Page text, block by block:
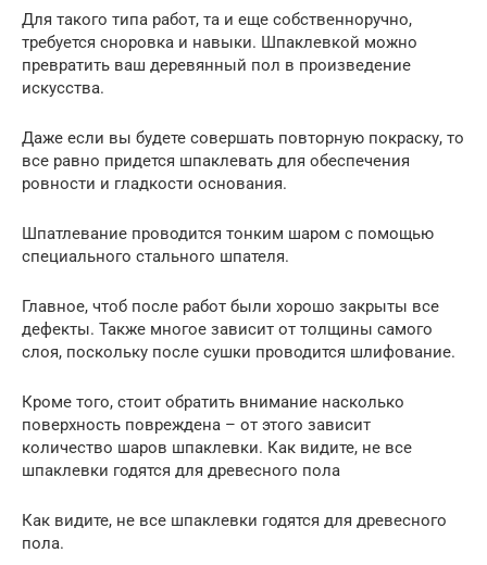
Для такого типа работ, та и еще собственноручно,
требуется сноровка и навыки. Шпаклевкой можно
превратить ваш деревянный пол в произведение
искусства.
Даже если вы будете совершать повторную покраску, то
все равно придется шпаклевать для обеспечения
ровности и гладкости основания.
Шпатлевание проводится тонким шаром с помощью
специального стального шпателя.
Главное, чтоб после работ были хорошо закрыты все
дефекты. Также многое зависит от толщины самого
слоя, поскольку после сушки проводится шлифование.
Кроме того, стоит обратить внимание насколько
поверхность повреждена – от этого зависит
количество шаров шпаклевки. Как видите, не все
шпаклевки годятся для древесного пола
Как видите, не все шпаклевки годятся для древесного
пола.